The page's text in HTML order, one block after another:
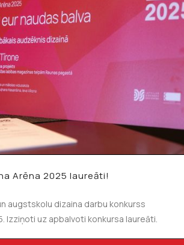
Arēna 2025 laureāti!
augstskolu dizaina darbu konkurss
Izziņoti uz apbalvoti konkursa laureāti.